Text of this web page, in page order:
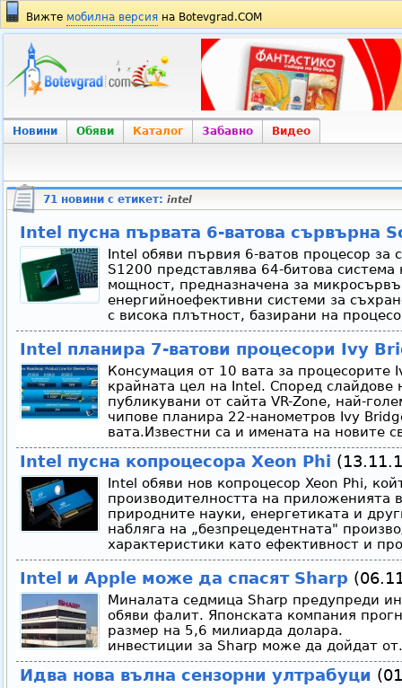
Вижте мобилна версия на Botevgrad.COM
Новини Обяви Каталог Забавно Видео
71 новини с етикет: intel
Intel пусна първата 6-ватова сървърна
Intel обяви първия 6-ватов процесор
S1200 представлява 64-битова
мощност, предназначена за
енергийноефективни системи за
с висока плътност, базирани на
Intel планира 7-ватови процесори Ivy
Консумация от 10 вата за процесорите
крайната цел на Intel. Според слайдове
публикувани от сайта VR-Zone, най-
чипове планира 22-нанометров Ivy
вата.Известни са и имената на новите
Intel пусна копроцесора Xeon Phi
Intel обяви нов копроцесор Xeon Phi,
производителността на приложенията
природните науки, енергетиката и
набляга на „безпрецедентната"
характеристики като ефективност и
Intel и Apple може да спасят Sharp
Миналата седмица Sharp предупреди
обяви фалит. Японската компания
размер на 5,6 милиарда
инвестиции за Sharp може да дойдат
Идва нова вълна сензорни ултрабуци